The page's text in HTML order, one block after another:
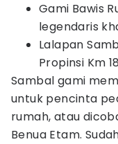
Gami Bawis
legendaris
Lalapan
Propinsi Km
Sambal gami
untuk pencinta
rumah, atau
Benua Etam.